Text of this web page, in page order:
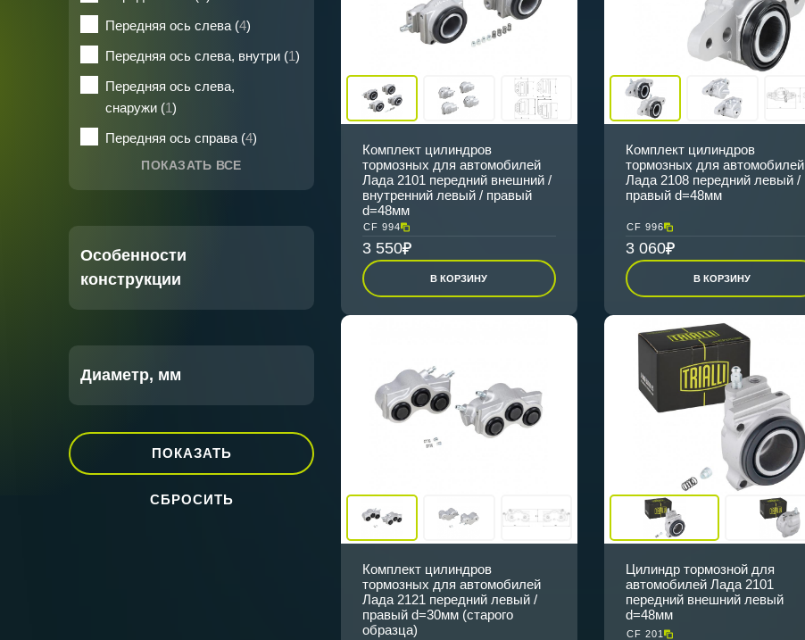
Передняя ось слева (4)
Передняя ось слева, внутри (1)
Передняя ось слева,
снаружи (1)
Передняя ось справа (4)
ПОКАЗАТЬ ВСЕ
Особенности
конструкции
Диаметр, мм
Комплект цилиндров
тормозных для автомобилей
Лада 2101 передний внешний /
внутренний левый / правый
d=48мм
CF 994
3 550
В КОРЗИНУ
Комплект цилиндров
тормозных для автомобилей
Лада 2108 передний левый /
правый d=48мм
CF 996
3 060
В КОРЗИНУ
Комплект цилиндров
тормозных для автомобилей
Лада 2121 передний левый /
правый d=30мм (старого
образца)
Цилиндр тормозной для
автомобилей Лада 2101
передний внешний левый
d=48мм
CF 201